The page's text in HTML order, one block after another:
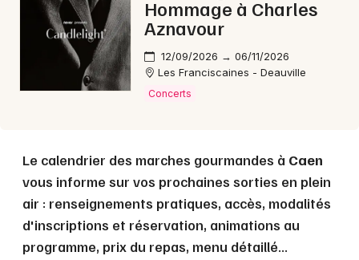
Mon email
Je m'abonne
Hommage à Charles
Aznavour
12/09/2026 → 06/11/2026
Les Franciscaines - Deauville
Concerts
Le calendrier des marches gourmandes à Caen
vous informe sur vos prochaines sorties en plein
air : renseignements pratiques, accès, modalités
d'inscriptions et réservation, animations au
programme, prix du repas, menu détaillé...